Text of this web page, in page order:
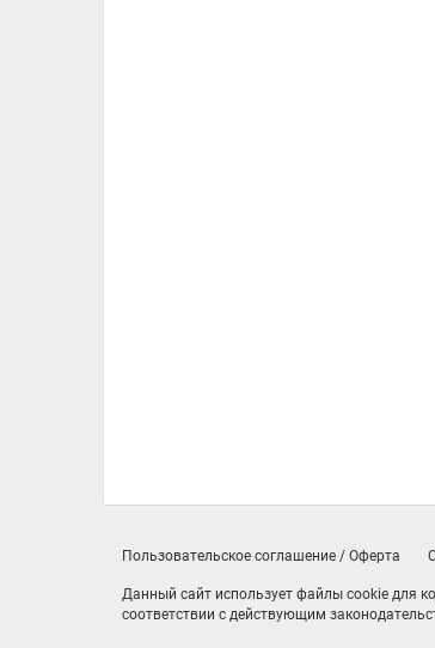
Пользовательское соглашение / Оферта
Данный сайт использует файлы cookie для
соответствии с действующим